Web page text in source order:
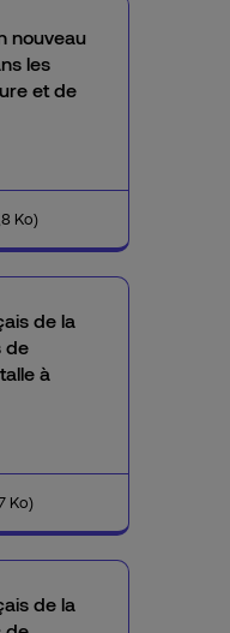
nouveau
les
et de
Ko)
de la
de
à
Ko)
de la